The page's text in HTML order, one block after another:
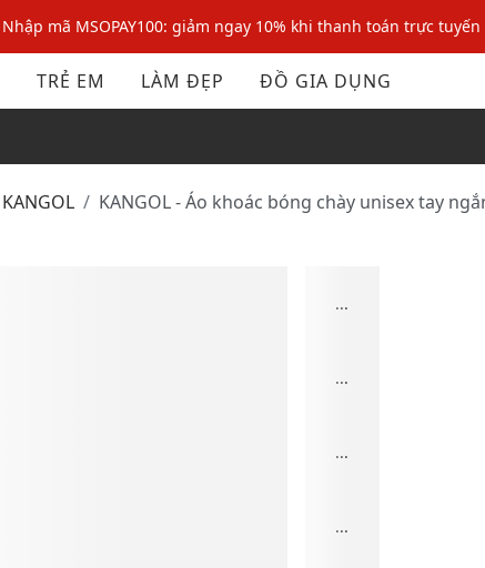
Nhập mã MSOPAY100: giảm ngay 10% khi thanh toán trực tuyến
Nhập mã: MSOXINCHAO - Giảm 10% đơn đầu cho thành viên mới!
Nhập mã MSOPAY100: giảm ngay 10% khi thanh toán trực tuyến
TRẺ EM LÀM ĐẸP ĐỒ GIA DỤNG
KANGOL KANGOL - Áo khoác bóng chày unisex tay
...
...
...
...